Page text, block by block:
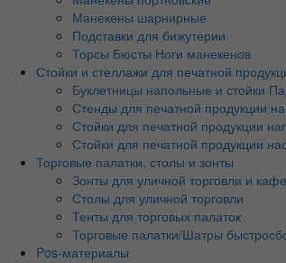
Манекены шарнирные
Подставки для бижутерии
Торсы Бюсты Ноги манекенов
Стойки и стеллажи для печатной
Буклетницы напольные и стойки
Стенды для печатной продукции
Стойки для печатной продукции
Стойки для печатной продукции
Торговые палатки, столы и зонты
Зонты для уличной торговли и кафе
Столы для уличной торговли
Тенты для торговых палаток
Торговые палатки/Шатры
Pos-материалы